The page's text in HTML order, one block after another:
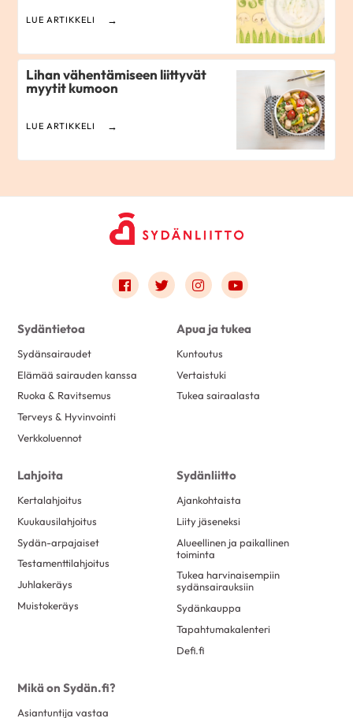
LUE ARTIKKELI
Lihan vähentämiseen liittyvät
myytit kumoon
LUE ARTIKKELI
Link to facebook
Link to twitter
Link to instagram
Link to youtube
Sydäntietoa
Sydänsairaudet
Elämää sairauden kanssa
Ruoka & Ravitsemus
Terveys & Hyvinvointi
Verkkoluennot
Apua ja tukea
Kuntoutus
Vertaistuki
Tukea sairaalasta
Lahjoita
Kertalahjoitus
Kuukausilahjoitus
Sydän-arpajaiset
Testamenttilahjoitus
Juhlakeräys
Muistokeräys
Sydänliitto
Ajankohtaista
Liity jäseneksi
Alueellinen ja paikallinen
toiminta
Tukea harvinaisempiin
sydänsairauksiin
Sydänkauppa
Tapahtumakalenteri
Defi.fi
Mikä on Sydän.fi?
Asiantuntija vastaa